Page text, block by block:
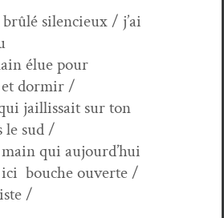
brûlé silen­cieux / j’ai
élue pour
et dormir /
jail­lis­sait sur ton
le sud /
qui aujourd’hui
bouche ouverte /
/